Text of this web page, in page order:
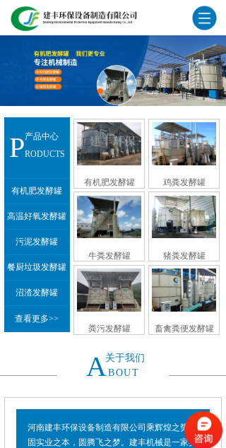
产品中心
PRODUCTS
有机肥发酵罐
高温好氧发酵罐
污泥发酵罐
餐厨垃圾发酵罐
沼渣发酵罐
查看更多>>
有机肥发酵罐 鸡粪发酵罐
牛粪发酵罐 猪粪发酵罐
粪污发酵罐 畜禽粪便发酵罐
关于我们
ABOUT
河南建丰环保设备制造有限公司乘辉煌之势，
固实业之本，圆腾飞之梦。建丰机械是一家实